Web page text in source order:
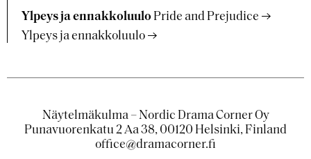
Ylpeys ja ennakkoluulo Pride and Prejudice
Ylpeys ja ennakkoluulo
Näytelmäkulma – Nordic Drama Corner Oy
Punavuorenkatu 2 Aa 38, 00120 Helsinki, Finland
office@dramacorner.fi